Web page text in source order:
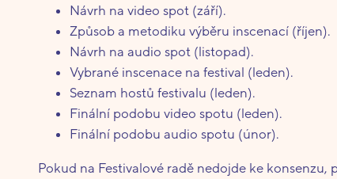
Návrh na video spot (září).
Způsob a metodiku výběru inscenací (říjen).
Návrh na audio spot (listopad).
Vybrané inscenace na festival (leden).
Seznam hostů festivalu (leden).
Finální podobu video spotu (leden).
Finální podobu audio spotu (únor).
Pokud na Festivalové radě nedojde ke